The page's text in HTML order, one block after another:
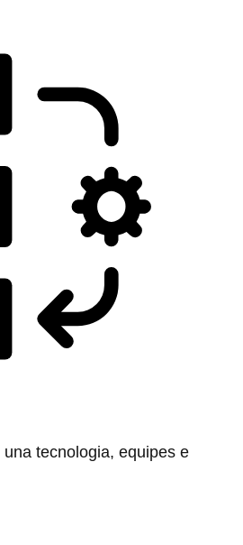
tecnologia, equipes e